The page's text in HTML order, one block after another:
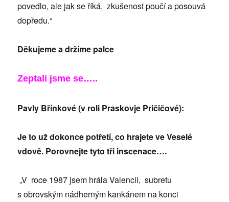
povedlo, ale jak se říká, zkušenost poučí a posouvá
dopředu.“
Děkujeme a držíme palce
Zeptali jsme se…..
Pavly Břínkové (v roli Praskovje Pričičové):
Je to už dokonce potřetí, co hrajete ve Veselé
vdově. Porovnejte tyto tři inscenace….
„V roce 1987 jsem hrála Valencii, subretu
s obrovským nádherným kankánem na konci